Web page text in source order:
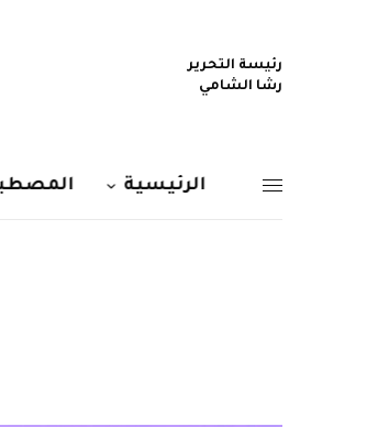
رئيسة التحرير
رشا الشامي
الرئيسية